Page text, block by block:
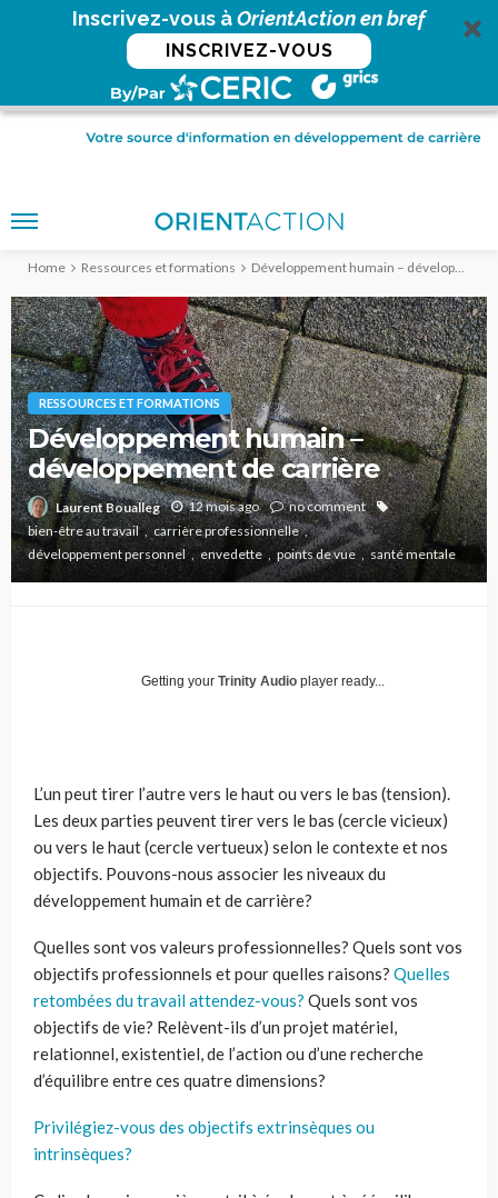
Inscrivez-vous àOrientAction en bref
INSCRIVEZ-VOUS
Home Ressources et formations Développement humain – développement de carrière
RESSOURCES ET FORMATIONS
Développement humain –
développement de carrière
Laurent Boualleg 12 mois ago
no comment
bien-être au travail
carrière professionnelle
développement personnel
envedette points de vue santé mentale
Getting your Trinity Audio player ready...
L’un peut tirer l’autre vers le haut ou vers le bas (tension).
Les deux parties peuvent tirer vers le bas (cercle vicieux)
ou vers le haut (cercle vertueux) selon le contexte et nos
objectifs. Pouvons-nous associer les niveaux du
développement humain et de carrière?
Quelles sont vos valeurs professionnelles? Quels sont vos
objectifs professionnels et pour quelles raisons? Quelles
retombées du travail attendez-vous? Quels sont vos
objectifs de vie? Relèvent-ils d’un projet matériel,
relationnel, existentiel, de l’action ou d’une recherche
d’équilibre entre ces quatre dimensions?
Privilégiez-vous des objectifs extrinsèques ou
intrinsèques?